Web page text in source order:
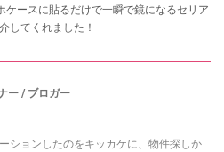
ケースに貼るだけで一瞬で鏡になるセリア
してくれました！
ー / ブロガー
ションしたのをキッカケに、物件探しか